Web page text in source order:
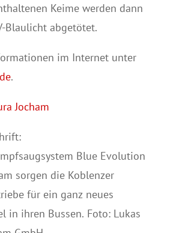
Keime werden dann
Blaulicht abgetötet.
im Internet unter
.
Jocham
Blue Evolution
sorgen die Koblenzer
für ein ganz neues
in ihren Bussen. Foto: Lukas